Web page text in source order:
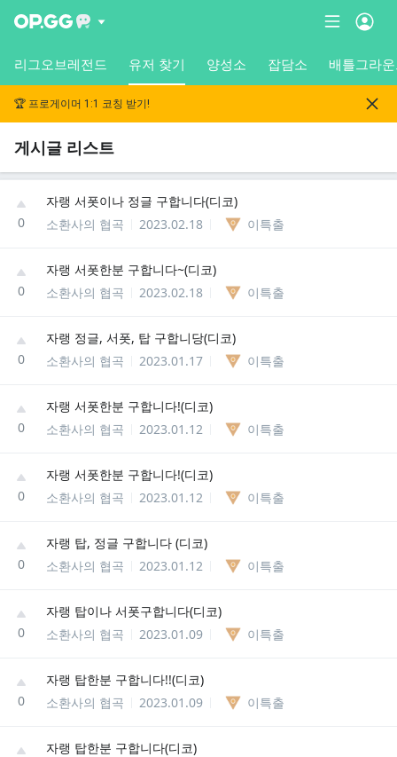
리그오브레전드 유저 찾기 양성소 잡담소 배틀그라
🏆 프로게이머 1:1 코칭 받기!
게시글 리스트
0
자랭 서폿이나 정글 구합니다(디코)
소환사의 협곡
2023.02.18 이특출
0
자랭 서폿한분 구합니다~(디코)
소환사의 협곡
2023.02.18 이특출
0
자랭 정글, 서폿, 탑 구합니당(디코)
소환사의 협곡
2023.01.17 이특출
0
자랭 서폿한분 구합니다!(디코)
소환사의 협곡
2023.01.12 이특출
0
자랭 서폿한분 구합니다!(디코)
소환사의 협곡
2023.01.12 이특출
0
자랭 탑, 정글 구합니다 (디코)
소환사의 협곡
2023.01.12 이특출
0
자랭 탑이나 서폿구합니다(디코)
소환사의 협곡
2023.01.09 이특출
0
자랭 탑한분 구합니다!!(디코)
소환사의 협곡
2023.01.09 이특출
자랭 탑한분 구합니다(디코)